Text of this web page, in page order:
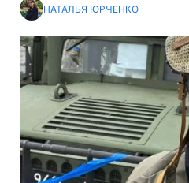
НАТАЛЬЯ ЮРЧЕНКО